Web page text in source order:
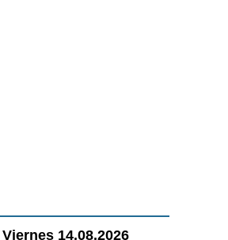
Viernes 14.08.2026